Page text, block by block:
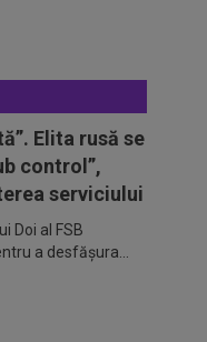
Elita rusă se
control”,
serviciului
Doi al FSB
a desfășura...